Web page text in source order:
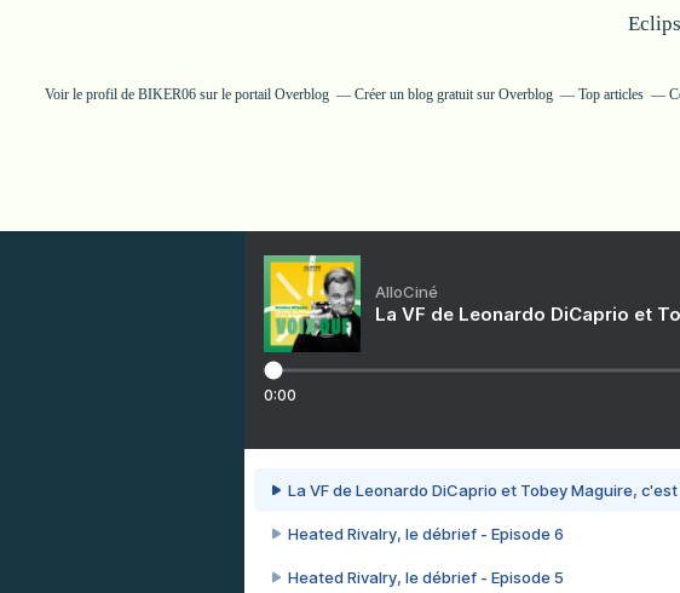
Voir le profil de BIKER06sur le portail Overblog Créer un blog gratuit sur Overblog Top articles
AlloCiné
La VF de Leonardo DiCaprio et
0:00
La VF de Leonardo DiCaprio et Tobey Maguire,
Heated Rivalry, le débrief - Episode 6
Heated Rivalry, le débrief - Episode 5